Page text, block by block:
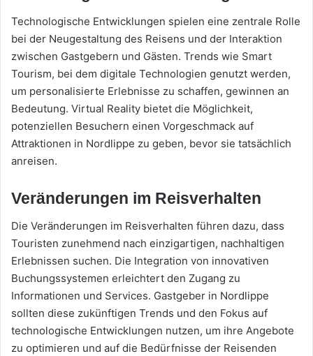
Technologische Entwicklungen spielen eine zentrale Rolle
bei der Neugestaltung des Reisens und der Interaktion
zwischen Gastgebern und Gästen. Trends wie Smart
Tourism, bei dem digitale Technologien genutzt werden,
um personalisierte Erlebnisse zu schaffen, gewinnen an
Bedeutung. Virtual Reality bietet die Möglichkeit,
potenziellen Besuchern einen Vorgeschmack auf
Attraktionen in Nordlippe zu geben, bevor sie tatsächlich
anreisen.
Veränderungen im Reisverhalten
Die Veränderungen im Reisverhalten führen dazu, dass
Touristen zunehmend nach einzigartigen, nachhaltigen
Erlebnissen suchen. Die Integration von innovativen
Buchungssystemen erleichtert den Zugang zu
Informationen und Services. Gastgeber in Nordlippe
sollten diese zukünftigen Trends und den Fokus auf
technologische Entwicklungen nutzen, um ihre Angebote
zu optimieren und auf die Bedürfnisse der Reisenden